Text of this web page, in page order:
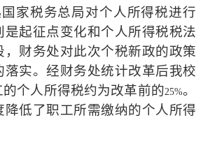
家税务总局对个人所得税进行
是起征点变化和个人所得税税法
，财务处对此次个税新政的政策
落实。经财务处统计改革后我校
个人所得税约为改革前的25%。
降低了职工所需缴纳的个人所得